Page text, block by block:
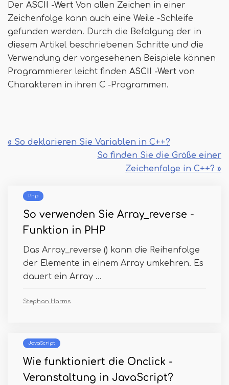
Der ASCII -Wert Von allen Zeichen in einer
Zeichenfolge kann auch eine Weile -Schleife
gefunden werden. Durch die Befolgung der in
diesem Artikel beschriebenen Schritte und die
Verwendung der vorgesehenen Beispiele können
Programmierer leicht finden ASCII -Wert von
Charakteren in ihren C -Programmen.
« So deklarieren Sie Variablen in C++?
So finden Sie die Größe einer
Zeichenfolge in C++? »
Php
So verwenden Sie Array_reverse -
Funktion in PHP
Das Array_reverse () kann die Reihenfolge
der Elemente in einem Array umkehren. Es
dauert ein Array ...
Stephan Harms
JavaScript
Wie funktioniert die Onclick -
Veranstaltung in JavaScript?